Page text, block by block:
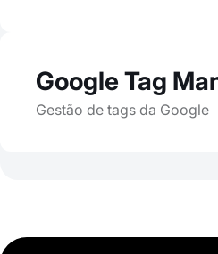
Google Tag
Gestão de tags da Google